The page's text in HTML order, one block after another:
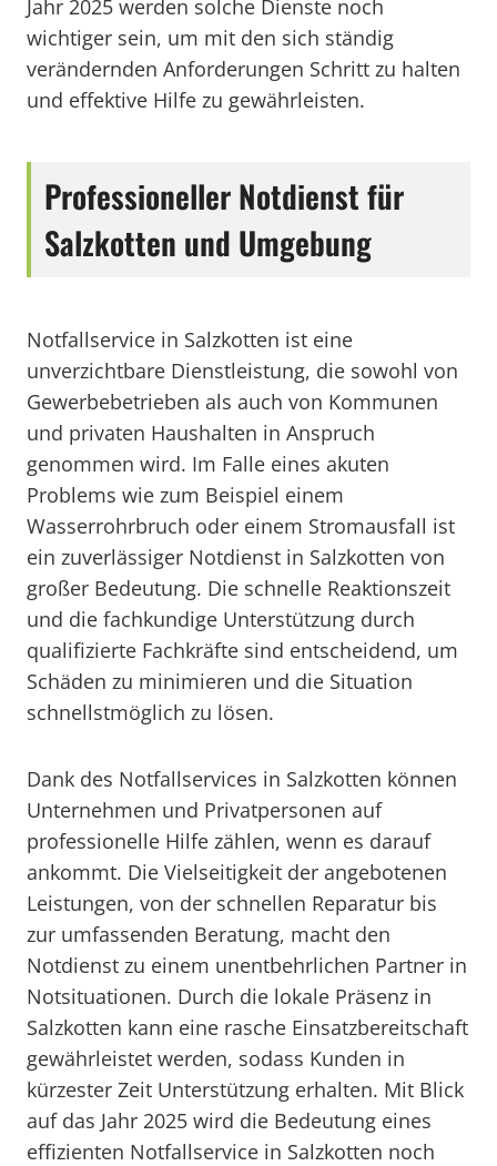
Jahr 2025 werden solche Dienste noch
wichtiger sein, um mit den sich ständig
verändernden Anforderungen Schritt zu halten
und effektive Hilfe zu gewährleisten.
Professioneller Notdienst für
Salzkotten und Umgebung
Notfallservice in Salzkotten ist eine
unverzichtbare Dienstleistung, die sowohl von
Gewerbebetrieben als auch von Kommunen
und privaten Haushalten in Anspruch
genommen wird. Im Falle eines akuten
Problems wie zum Beispiel einem
Wasserrohrbruch oder einem Stromausfall ist
ein zuverlässiger Notdienst in Salzkotten von
großer Bedeutung. Die schnelle Reaktionszeit
und die fachkundige Unterstützung durch
qualifizierte Fachkräfte sind entscheidend, um
Schäden zu minimieren und die Situation
schnellstmöglich zu lösen.
Dank des Notfallservices in Salzkotten können
Unternehmen und Privatpersonen auf
professionelle Hilfe zählen, wenn es darauf
ankommt. Die Vielseitigkeit der angebotenen
Leistungen, von der schnellen Reparatur bis
zur umfassenden Beratung, macht den
Notdienst zu einem unentbehrlichen Partner in
Notsituationen. Durch die lokale Präsenz in
Salzkotten kann eine rasche Einsatzbereitschaft
gewährleistet werden, sodass Kunden in
kürzester Zeit Unterstützung erhalten. Mit Blick
auf das Jahr 2025 wird die Bedeutung eines
effizienten Notfallservice in Salzkotten noch